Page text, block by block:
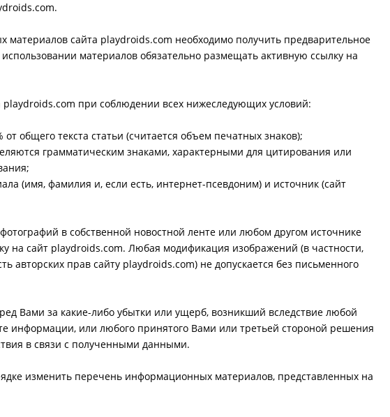
материалов сайта playdroids.com необходимо получить предварительное
материалов обязательно размещать активную ссылку на
при соблюдении всех нижеследующих условий:
общего текста статьи (считается объем печатных знаков);
грамматическим знаками, характерными для цитирования или
(имя, фамилия и, если есть, интернет-псевдоним) и источник (сайт
в собственной новостной ленте или любом другом источнике
на сайт playdroids.com. Любая модификация изображений (в частности,
авторских прав сайту playdroids.com) не допускается без письменного
Вами за какие-либо убытки или ущерб, возникший вследствие любой
информации, или любого принятого Вами или третьей стороной решения
в связи с полученными данными.
изменить перечень информационных материалов, представленных на